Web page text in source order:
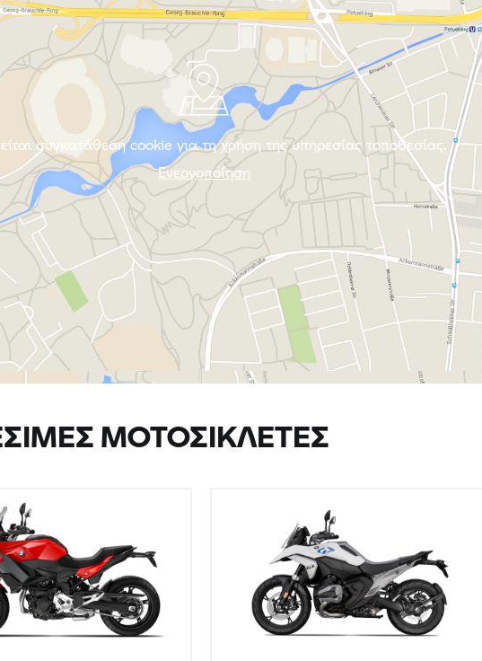
συγκατάθεση cookie για τη χρήση της υπηρεσίας τοποθεσίας.
Ενεργοποίηση
ΜΟΤΟΣΙΚΛΈΤΕΣ